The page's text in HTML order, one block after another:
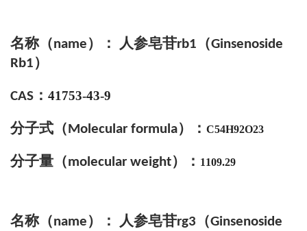
名称（name）： 人参皂苷rb1 （Ginsenoside
Rb1）
CAS ： 41753-43-9
分子式 （ Molecular formula） ： C54H92O23
分子量（molecular weight）： 1109.29
名称（name）： 人参皂苷rg3 （Ginsenoside